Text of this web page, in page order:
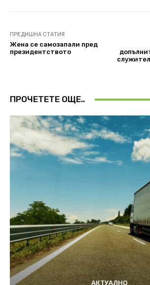
ПРЕДИШНА СТАТИЯ
Жена се самозапали пред
президентството
ПРОЧЕТЕТЕ ОЩЕ..
АКТУАЛНО